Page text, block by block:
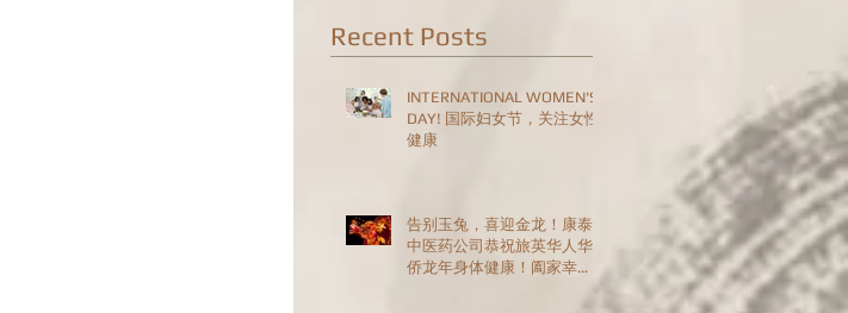
Recent Posts
INTERNATIONAL WOMEN'S
DAY! 国际妇女节，关注女性
健康
告别玉兔，喜迎金龙！康泰
中医药公司恭祝旅英华人华
侨龙年身体健康！阖家幸